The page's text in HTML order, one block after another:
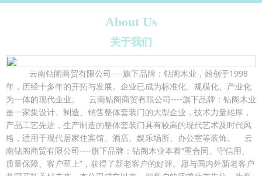
About Us
关于我们
云南钻阁商贸有限公司----旗下品牌：钻阁木业，始创于1998
年，历经十多年的开拓与发展。企业已成为标准化、规模化、产业化
为一体的现代企业。 云南钻阁商贸有限公司----旗下品牌：钻阁木业
是一家集设计、制造、销售整体套装门的大型企业，技术力量雄厚，
产品工艺先进，生产制造的整体套装门具有较高的现代艺术及时代风
格，适用于现代居家住宾馆、酒店、娱乐场所、办公室等装饰。 云
南钻阁商贸有限公司----旗下品牌：钻阁木业本着“重合同、守信用、
质量保障、客户至上”，获得了新老客户的好评。愿与国内外新老客户